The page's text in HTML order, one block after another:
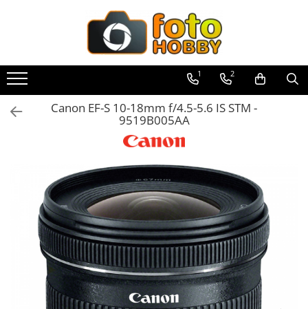
Aparate Foto
Aparate Foto Mirrorless
Aparate Foto DSLR
Aparate foto pe film
Cursuri foto
Obiective foto si accesorii
Obiective Mirorless
Obiective DSLR
Huse si tocuri protectie obiective
Obiective Cinematice
1 2
Canon EF-S 10-18mm f/4.5-5.6 IS STM -
9519B005AA